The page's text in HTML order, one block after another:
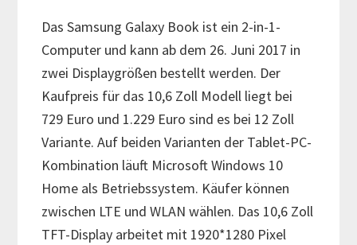
Das Samsung Galaxy Book ist ein 2-in-1-
Computer und kann ab dem 26. Juni 2017 in
zwei Displaygrößen bestellt werden. Der
Kaufpreis für das 10,6 Zoll Modell liegt bei
729 Euro und 1.229 Euro sind es bei 12 Zoll
Variante. Auf beiden Varianten der Tablet-PC-
Kombination läuft Microsoft Windows 10
Home als Betriebssystem. Käufer können
zwischen LTE und WLAN wählen. Das 10,6 Zoll
TFT-Display arbeitet mit 1920*1280 Pixel